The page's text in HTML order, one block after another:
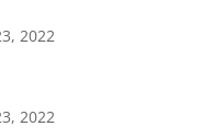
2022
2022